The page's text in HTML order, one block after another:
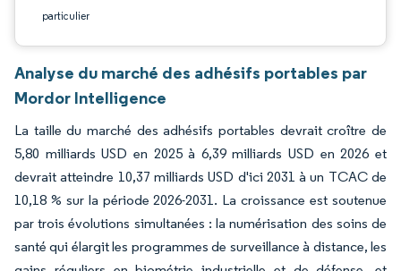
particulier
Analyse du marché des adhésifs portables par
Mordor Intelligence
La taille du marché des adhésifs portables devrait croître de
5,80 milliards USD en 2025 à 6,39 milliards USD en 2026 et
devrait atteindre 10,37 milliards USD d'ici 2031 à un TCAC de
10,18 % sur la période 2026-2031. La croissance est soutenue
par trois évolutions simultanées : la numérisation des soins de
santé qui élargit les programmes de surveillance à distance, les